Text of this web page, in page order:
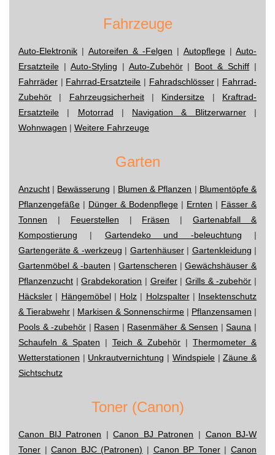
Fahrzeuge
Auto-Elektronik | Autoreifen & -Felgen | Autopflege| Auto-
Ersatzteile | Auto-Styling | Auto-Zubehör| Boot & Schiff |
Fahrräder | Fahrrad-Ersatzteile | Fahradschlösser| Fahrrad-
Zubehör | Fahrzeugsicherheit| Kindersitze | Kraftrad-
Ersatzteile | Motorrad | Navigation & Blitzerwarner|
Wohnwagen | Weitere Fahrzeuge
Garten
Anzucht | Bewässerung | Blumen & Pflanzen | Blumentöpfe &
Pflanzengefäße | Dünger & Bodenpflege | Ernten | Fässer &
Tonnen | Feuerstellen | Fräsen |Gartenabfall &
Kompostierung | Gartendeko und -beleuchtung |
Gartengeräte & -werkzeug | Gartenhäuser| Gartenkleidung |
Gartenmöbel & -bauten |Gartenscheren |Gewächshäuser &
Pflanzenzucht |Grabdekoration | Greifer|Grills & -zubehör |
Häcksler | Hängemöbel| Holz | Holzspalter| Insektenschutz
& Tierabwehr | Markisen & Sonnenschirme | Pflanzensamen |
Pools & -zubehör | Rasen | Rasenmäher & Sensen |Sauna |
Schaufeln & Spaten | Teich & Zubehör |Thermometer &
Wetterstationen | Unkrautvernichtung | Windspiele|Zäune &
Sichtschutz
Toner (Canon)
Canon BIJ Patronen |Canon BJ Patronen | Canon BJ-W
Toner |Canon BJC (Patronen) | Canon BP Toner|Canon